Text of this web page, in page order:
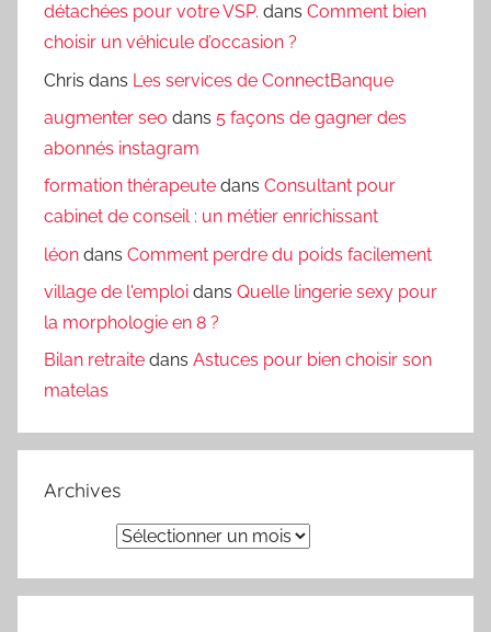
détachées pour votre VSP. dans Comment bien
choisir un véhicule d’occasion ?
Chris dans Les services de ConnectBanque
augmenter seo dans 5 façons de gagner des
abonnés instagram
formation thérapeute dans Consultant pour
cabinet de conseil : un métier enrichissant
léon dans Comment perdre du poids facilement
village de l'emploi dans Quelle lingerie sexy pour
la morphologie en 8 ?
Bilan retraite dans Astuces pour bien choisir son
matelas
Archives